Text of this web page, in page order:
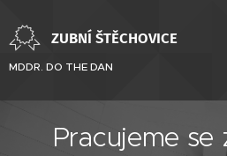
ZUBNÍ ŠTĚCHOVICE
MDDR. DO THE DAN
Pracujeme se